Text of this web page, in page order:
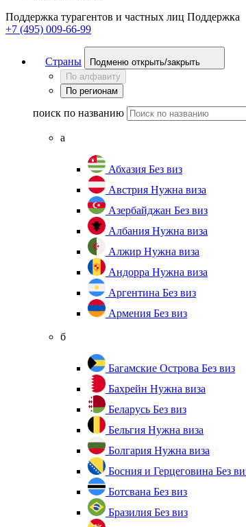
Поддержка турагентов и частных лиц Поддержка
+7 (495) 009-66-99
Страны
Подменю открыть/закрыть
По алфавиту
По регионам
поиск по названию
а
Абхазия Без виз
Австрия Нужна виза
Азербайджан Без виз
Албания Нужна виза
Алжир Нужна виза
Андорра Нужна виза
Аргентина Без виз
Армения Без виз
б
Багамские Острова Без виз
Бахрейн Нужна виза
Беларусь Без виз
Бельгия Нужна виза
Болгария Нужна виза
Босния и Герцеговина Без
Ботсвана Без виз
Бразилия Без виз